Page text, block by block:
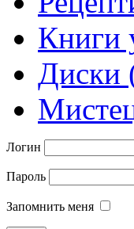
Книги
Диски
Логин
Пароль
Запомнить меня